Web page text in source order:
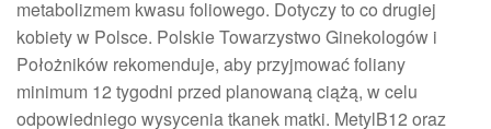
metabolizmem kwasu foliowego. Dotyczy to co drugiej
kobiety w Polsce. Polskie Towarzystwo Ginekologów i
Położników rekomenduje, aby przyjmować foliany
minimum 12 tygodni przed planowaną ciążą, w celu
odpowiedniego wysycenia tkanek matki. MetylB12 oraz